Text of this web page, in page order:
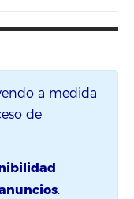
a medida
de
.